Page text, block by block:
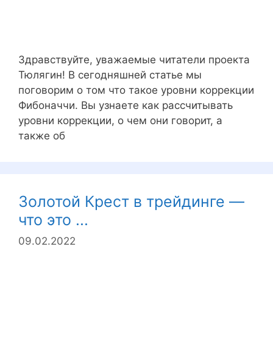
Здравствуйте, уважаемые читатели проекта
Тюлягин! В сегодняшней статье мы
поговорим о том что такое уровни коррекции
Фибоначчи. Вы узнаете как рассчитывать
уровни коррекции, о чем они говорит, а
также об
Золотой Крест в трейдинге —
что это ...
09.02.2022